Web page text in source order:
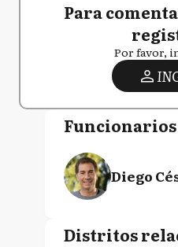
Para
Por favor,
Diego
Distritos